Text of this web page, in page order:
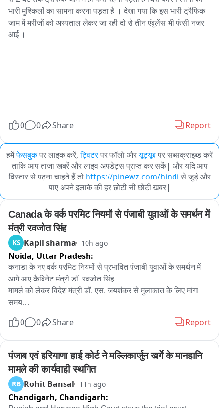
भारी मुश्किलों का सामना करना पड़ता है । देखा गया कि इस भारी ट्रैफिक
जाम में मरीजों को अस्पताल लेकर जा रही दो से तीन एंबुलेंस भी फंसी नजर
आई ।
0 0 Share Report
हमेंफेसबुकपर लाइक करें, ट्विटरपर फॉलो औरयूट्यूबपर सब्सक्राइब्ड करें
ताकि आप ताजा खबरें और लाइव अपडेट्स प्राप्त कर सकें| और यदि आप
विस्तार से पढ़ना चाहते हैं तो https://pinewz.com/hindi से जुड़े और
पाए अपने इलाके की हर छोटी सी छोटी खबर|
Canada के वर्क परमिट नियमों से पंजाबी युवाओं के समर्थन में
मंत्री रवजोत सिंह
KS Kapil sharma 10h ago
Noida, Uttar Pradesh:
कनाडा के नए वर्क परमिट नियमों से प्रभावित पंजाबी युवाओं के समर्थन में
आगे आए कैबिनेट मंत्री डॉ. रवजोत सिंह
मामले को लेकर विदेश मंत्री डॉ. एस. जयशंकर से मुलाकात के लिए मांगा
समय
पंजाब के युवाओं और प्रभावित परिवारों को आ रही मुश्किलों पर चर्चा के लिए
0 0 Share Report
पंजाब एवं हरियाणा हाई कोर्ट ने मल्लिकार्जुन खर्गे के मानहानि
मामले की कार्यवाही स्थगित
RB Rohit Bansal 11h ago
Chandigarh, Chandigarh: